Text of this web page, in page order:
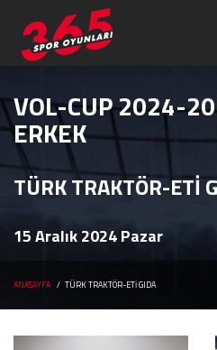
VOL-CUP 2024-
ERKEK
TÜRK TRAKTÖR-ETİ
15 Aralık 2024 Pazar
ANASAYFA TÜRK TRAKTÖR-ETİ GIDA